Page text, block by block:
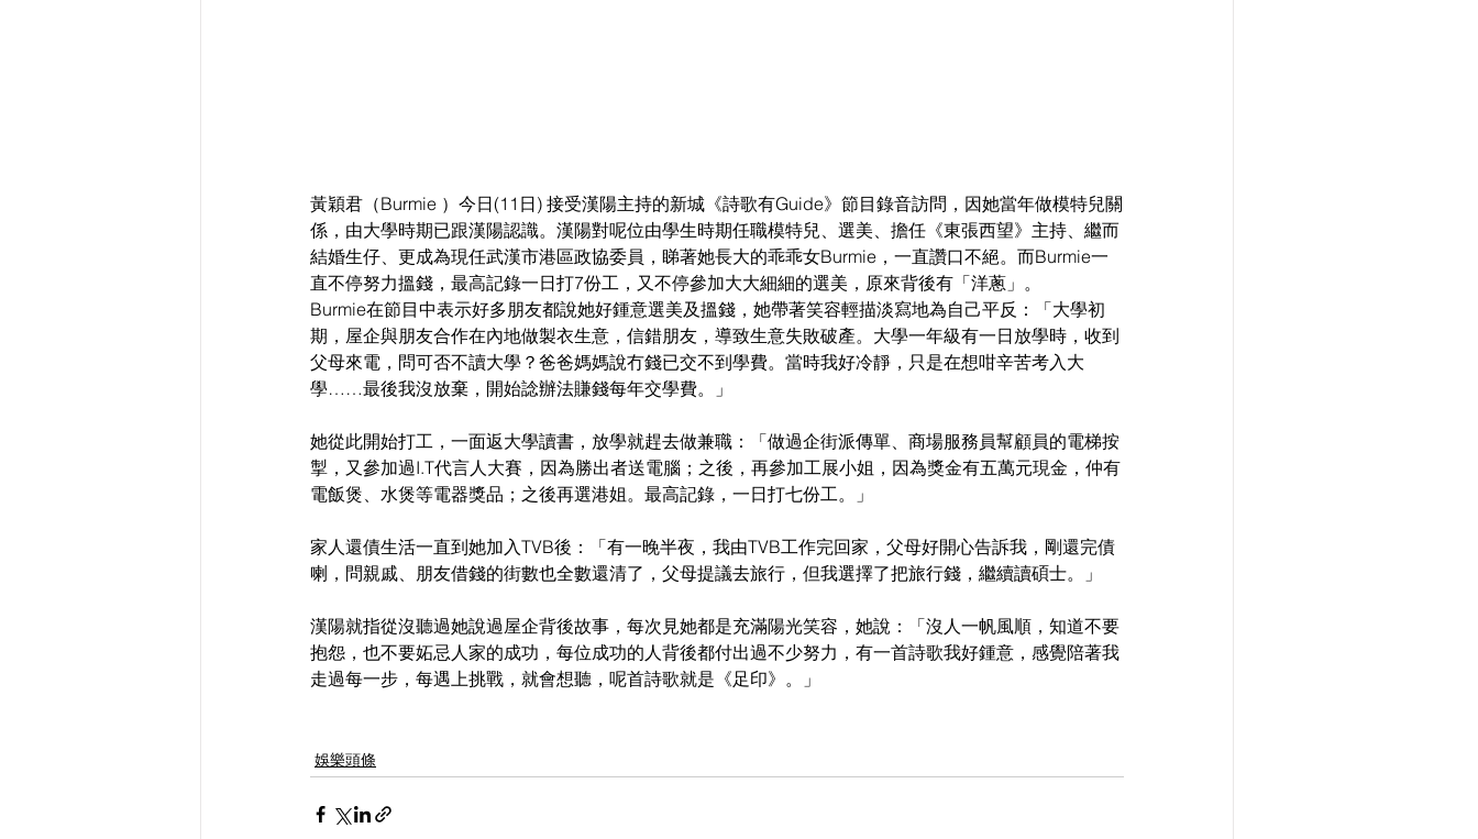
黃穎君（Burmie ）今日(11日) 接受漢陽主持的新城《詩歌有Guide》節目錄音訪問，因她當年做模特兒關
係，由大學時期已跟漢陽認識。漢陽對呢位由學生時期任職模特兒、選美、擔任《東張西望》主持、繼而
結婚生仔、更成為現任武漢市港區政協委員，睇著她長大的乖乖女Burmie，一直讚口不絕。而Burmie一
直不停努力搵錢，最高記錄一日打7份工，又不停參加大大細細的選美，原來背後有「洋蔥」。
Burmie在節目中表示好多朋友都說她好鍾意選美及搵錢，她帶著笑容輕描淡寫地為自己平反：「大學初
期，屋企與朋友合作在內地做製衣生意，信錯朋友，導致生意失敗破產。大學一年級有一日放學時，收到
父母來電，問可否不讀大學？爸爸媽媽說冇錢已交不到學費。當時我好冷靜，只是在想咁辛苦考入大
學……最後我沒放棄，開始諗辦法賺錢每年交學費。」
她從此開始打工，一面返大學讀書，放學就趕去做兼職：「做過企街派傳單、商場服務員幫顧員的電梯按
掣，又參加過I.T代言人大賽，因為勝出者送電腦；之後，再參加工展小姐，因為獎金有五萬元現金，仲有
電飯煲、水煲等電器獎品；之後再選港姐。最高記錄，一日打七份工。」
家人還債生活一直到她加入TVB後：「有一晚半夜，我由TVB工作完回家，父母好開心告訴我，剛還完債
喇，問親戚、朋友借錢的街數也全數還清了，父母提議去旅行，但我選擇了把旅行錢，繼續讀碩士。」
漢陽就指從沒聽過她說過屋企背後故事，每次見她都是充滿陽光笑容，她說：「沒人一帆風順，知道不要
抱怨，也不要妬忌人家的成功，每位成功的人背後都付出過不少努力，有一首詩歌我好鍾意，感覺陪著我
走過每一步，每遇上挑戰，就會想聽，呢首詩歌就是《足印》。」
娛樂頭條